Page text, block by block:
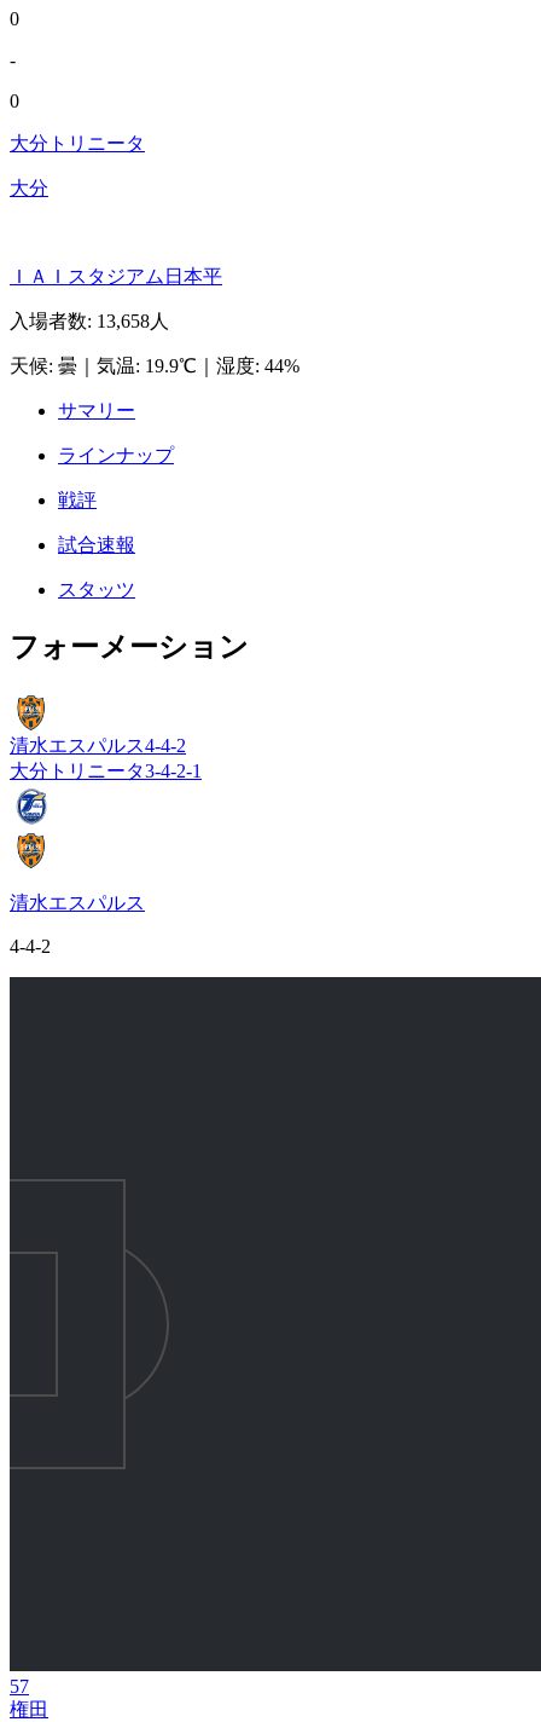
0
-
0
大分トリニータ
大分
ＩＡＩスタジアム日本平
入場者数: 13,658人
天候: 曇 気温: 19.9℃ 湿度: 44%
サマリー
ラインナップ
戦評
試合速報
スタッツ
フォーメーション
清水エスパルス4-4-2
大分トリニータ3-4-2-1
清水エスパルス
4-4-2
57
権田